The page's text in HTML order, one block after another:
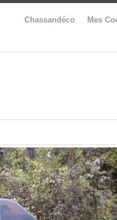
Chassandéco Mes